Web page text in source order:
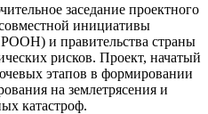
заседание проектного
инициативы
и правительства страны
рисков. Проект, начатый
этапов в формировании
на землетрясения и
катастроф.